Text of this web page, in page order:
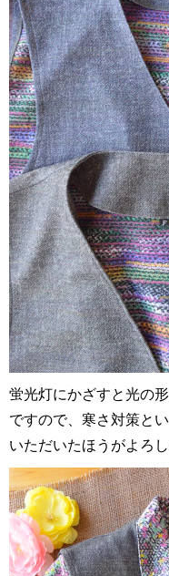
蛍光灯にかざすと光の
ですので、寒さ対策と
いただいたほうがよろ